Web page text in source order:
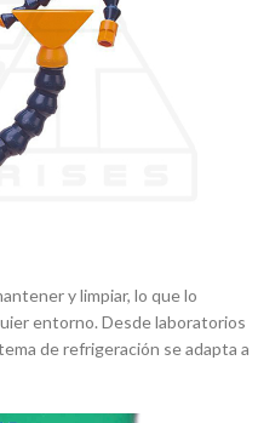
y limpiar, lo que lo
entorno. Desde laboratorios
de refrigeración se adapta a